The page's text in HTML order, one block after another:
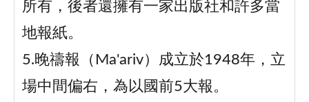
所有，後者還擁有一家出版社和許多當
地報紙。
5.晚禱報（Ma'ariv）成立於1948年，立
場中間偏右，為以國前5大報。